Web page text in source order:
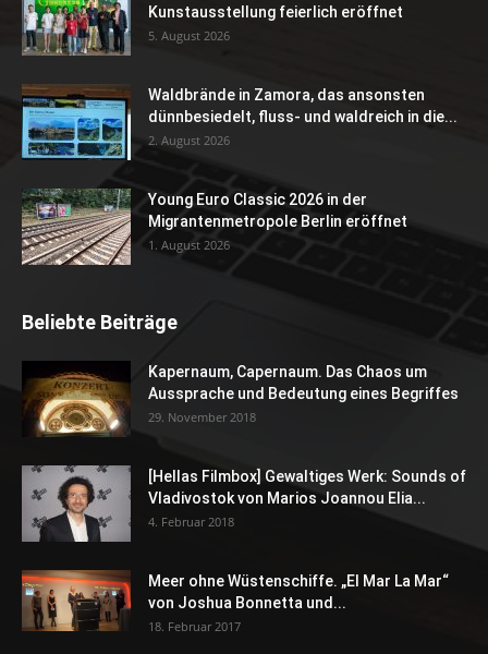
Kunstausstellung feierlich eröffnet
5. August 2026
Waldbrände in Zamora, das ansonsten
dünnbesiedelt, fluss- und waldreich in die...
2. August 2026
Young Euro Classic 2026 in der
Migrantenmetropole Berlin eröffnet
1. August 2026
Beliebte Beiträge
Kapernaum, Capernaum. Das Chaos um
Aussprache und Bedeutung eines Begriffes
29. November 2018
[Hellas Filmbox] Gewaltiges Werk: Sounds of
Vladivostok von Marios Joannou Elia...
4. Februar 2018
Meer ohne Wüstenschiffe. „El Mar La Mar“
von Joshua Bonnetta und...
18. Februar 2017